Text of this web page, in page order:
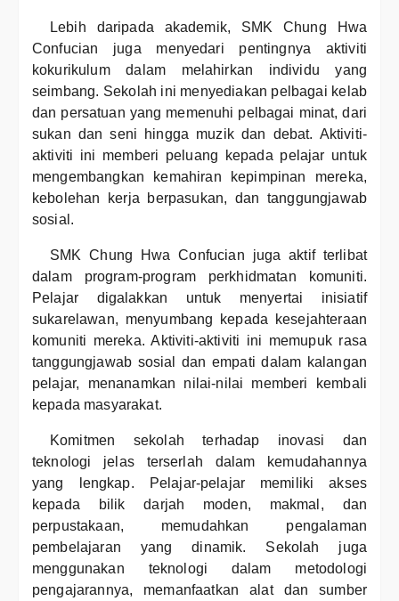
Lebih daripada akademik, SMK Chung Hwa
Confucian juga menyedari pentingnya aktiviti
kokurikulum dalam melahirkan individu yang
seimbang. Sekolah ini menyediakan pelbagai kelab
dan persatuan yang memenuhi pelbagai minat, dari
sukan dan seni hingga muzik dan debat. Aktiviti-
aktiviti ini memberi peluang kepada pelajar untuk
mengembangkan kemahiran kepimpinan mereka,
kebolehan kerja berpasukan, dan tanggungjawab
sosial.
SMK Chung Hwa Confucian juga aktif terlibat
dalam program-program perkhidmatan komuniti.
Pelajar digalakkan untuk menyertai inisiatif
sukarelawan, menyumbang kepada kesejahteraan
komuniti mereka. Aktiviti-aktiviti ini memupuk rasa
tanggungjawab sosial dan empati dalam kalangan
pelajar, menanamkan nilai-nilai memberi kembali
kepada masyarakat.
Komitmen sekolah terhadap inovasi dan
teknologi jelas terserlah dalam kemudahannya
yang lengkap. Pelajar-pelajar memiliki akses
kepada bilik darjah moden, makmal, dan
perpustakaan, memudahkan pengalaman
pembelajaran yang dinamik. Sekolah juga
menggunakan teknologi dalam metodologi
pengajarannya, memanfaatkan alat dan sumber